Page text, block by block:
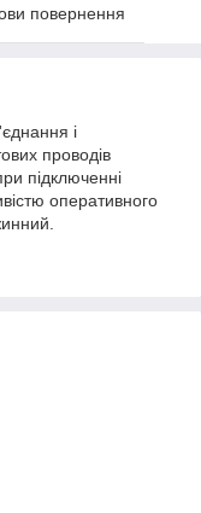
повернення
і
проводів
підключенні
оперативного